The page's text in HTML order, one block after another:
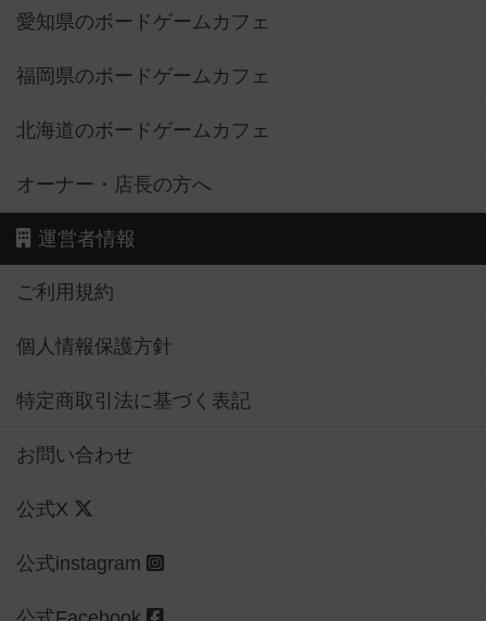
愛知県のボードゲームカフェ
福岡県のボードゲームカフェ
北海道のボードゲームカフェ
オーナー・店長の方へ
運営者情報
ご利用規約
個人情報保護方針
特定商取引法に基づく表記
お問い合わせ
公式X
公式instagram